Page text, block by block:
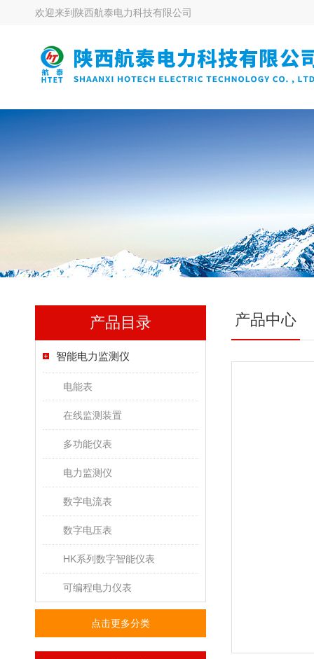
欢迎来到 陕西航泰电力科技有限公司
产品目录
智能电力监测仪
电能表
在线监测装置
多功能仪表
电力监测仪
数字电流表
数字电压表
HK系列数字智能仪表
可编程电力仪表
点击更多分类
产品中心